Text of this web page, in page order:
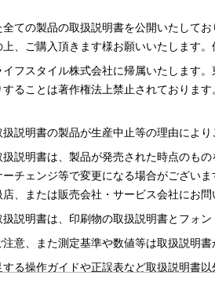
ての製品の取扱説明書を公開いたして
、ご購入頂きます様お願いいたします
フスタイル株式会社に帰属いたします
ることは著作権法上禁止されておりま
説明書の製品が生産中止等の理由によ
説明書は、製品が発売された時点のも
チェンジ等で変更になる場合がござい
、または販売会社・サービス会社にお
説明書は、印刷物の取扱説明書とフォン
意、また測定基準や数値等は取扱説明
る操作ガイドや正誤表など取扱説明書